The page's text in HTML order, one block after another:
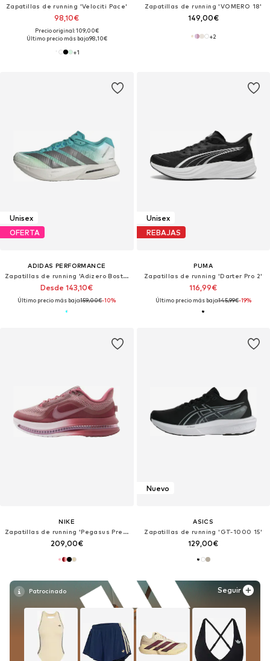
Zapatillas de running 'Velociti Pace'
98,10€
Precio original: 109,00€
Último precio más bajo:98,10€
+1
Zapatillas de running 'VOMERO 18'
149,00€
+2
Unisex
OFERTA
ADIDAS PERFORMANCE
Zapatillas de running 'Adizero Boston 13'
Desde 143,10€
Último precio más bajo:159,00€-10%
Unisex
REBAJAS
PUMA
Zapatillas de running 'Darter Pro 2'
116,99€
Último precio más bajo:145,99€-19%
NIKE
Zapatillas de running 'Pegasus Premium'
209,00€
Seguir
Nuevo
ASICS
Zapatillas de running 'GT-1000 15'
129,00€